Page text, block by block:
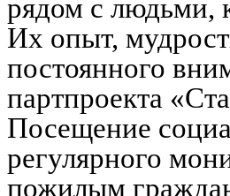
рядом с людьми,
Их опыт,
постоянного
партпроекта
Посещение
регулярного
пожилым